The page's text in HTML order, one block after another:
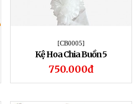
[CB0005]
Kệ Hoa Chia Buồn 5
750.000đ